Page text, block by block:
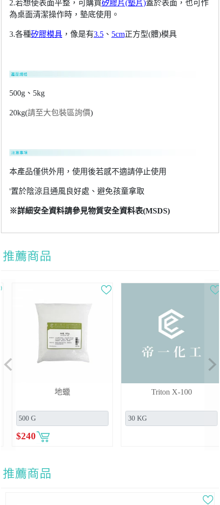
2.若想使表面平整，可購買矽膠片(墊片)蓋於表面，也可作
為桌面清潔操作時，墊底使用。
3.各種矽膠模具，像是有3.5、 5cm正方型(體)模具
500g、5kg
20kg(請至大包裝區詢價)
本產品僅供外用，使用後若感不適請停止使用
'置於陰涼且通風良好處、避免孩童拿取
※詳細安全資料請參見物質安全資料表(MSDS)
地蠟
240
Triton X-100
Previous